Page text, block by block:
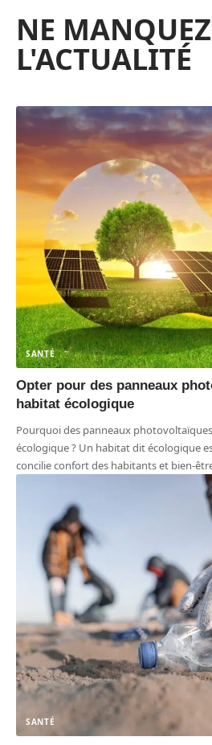
NE
L'ACTUALITÉ
SANTÉ
Opter pour des panneaux
habitat écologique
Pourquoi des panneaux
écologique ? Un habitat dit écologique
concilie confort des habitants et bien-
SANTÉ